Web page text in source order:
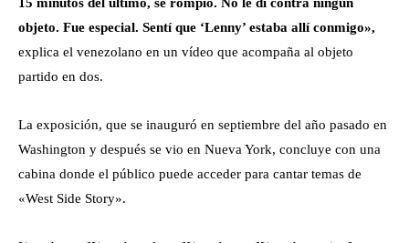
objeto. Fue especial. Sentí que ‘Lenny’ estaba allí conmigo»,
explica el venezolano en un vídeo que acompaña al objeto
partido en dos.
La exposición, que se inauguró en septiembre del año pasado en
Washington y después se vio en Nueva York, concluye con una
cabina donde el público puede acceder para cantar temas de
«West Side Story».